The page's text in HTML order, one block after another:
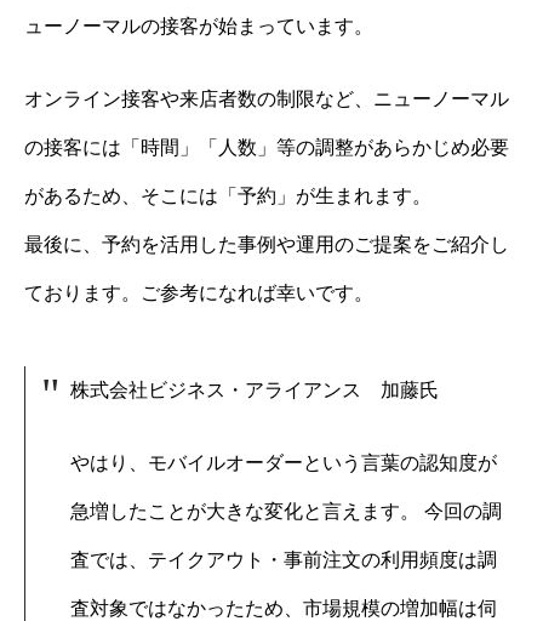
ューノーマルの接客が始まっています。
オンライン接客や来店者数の制限など、ニューノーマル
の接客には「時間」「人数」等の調整があらかじめ必要
があるため、そこには「予約」が生まれます。
最後に、予約を活用した事例や運用のご提案をご紹介し
ております。ご参考になれば幸いです。
株式会社ビジネス・アライアンス 加藤氏
やはり、モバイルオーダーという言葉の認知度が
急増したことが大きな変化と言えます。 今回の調
査では、テイクアウト・事前注文の利用頻度は調
査対象ではなかったため、市場規模の増加幅は伺